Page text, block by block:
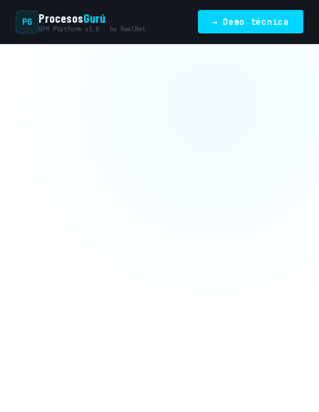
PG ProcesosGurú
BPM Platform v3.0 · by RealNet
→ Demo técnica